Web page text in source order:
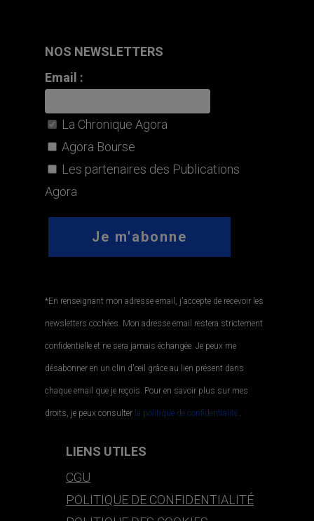
NOS NEWSLETTERS
Email :
La Chronique Agora
Agora Bourse
Les partenaires des Publications
Agora
*En renseignant mon adresse email, j'accepte de recevoir les
newsletters cochées. Mon adresse email restera strictement
confidentielle et ne sera jamais échangée. Je peux me
désabonner en un clin d'œil grâce au lien présent dans
chaque email que je reçois. Pour en savoir plus sur mes
droits, je peux consulter la politique de confidentialité..
LIENS UTILES
CGU
POLITIQUE DE CONFIDENTIALITÉ